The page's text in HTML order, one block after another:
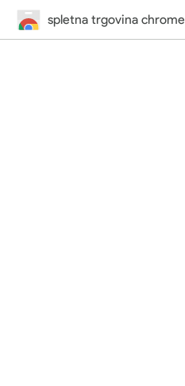
spletna trgovina chrome